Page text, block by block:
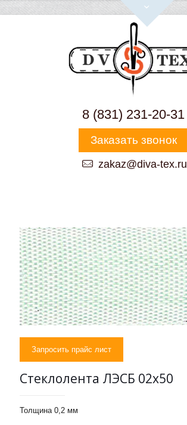
8 (831) 231-20-31
Заказать звонок
zakaz@diva-tex.ru
Запросить прайс лист
Стеклолента ЛЭСБ 02х50
Толщина 0,2 мм